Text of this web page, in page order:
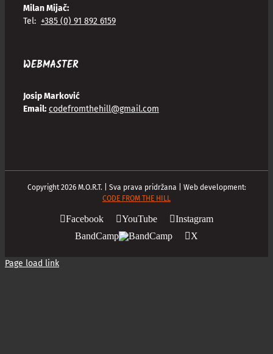
Milan Mijač:
Tel: +385 (0) 91 892 6159
WEBMASTER
Josip Marković
Email: codefromthehill@gmail.com
Copyright2026M.O.R.T. | Sva prava pridržana | Web development:
CODE FROM THE HILL
Facebook YouTube
Instagram
BandCamp
X
Page load link